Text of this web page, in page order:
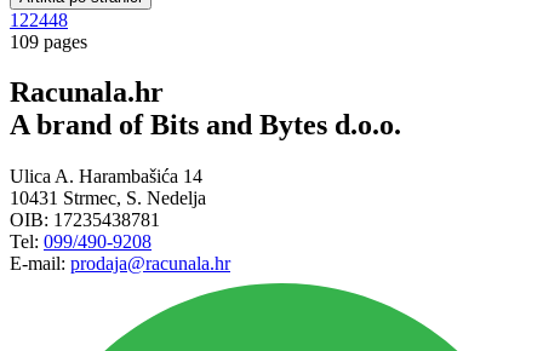
122448
109 pages
Racunala.hr
A brand of Bits and Bytes d.o.o.
Ulica A. Harambašića 14
10431 Strmec, S. Nedelja
OIB: 17235438781
Tel: 099/490-9208
E-mail: prodaja@racunala.hr